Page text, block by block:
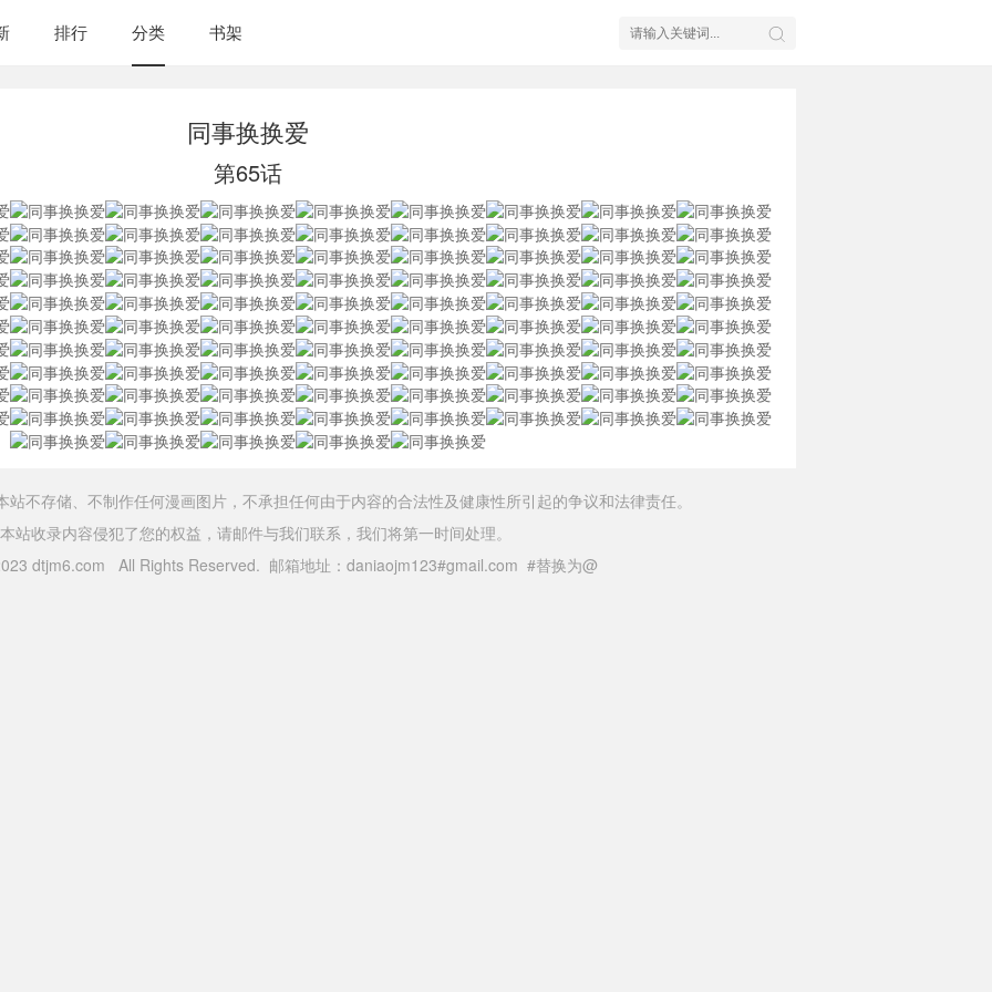
排行 分类 书架
同事换换爱
第65话
不存储、不制作任何漫画图片，不承担任何由于内容的合法性及健康性所引起的争议和法律责任。
站收录内容侵犯了您的权益，请邮件与我们联系，我们将第一时间处理。
dtjm6.com All Rights Reserved. 邮箱地址：daniaojm123#gmail.com #替换为@